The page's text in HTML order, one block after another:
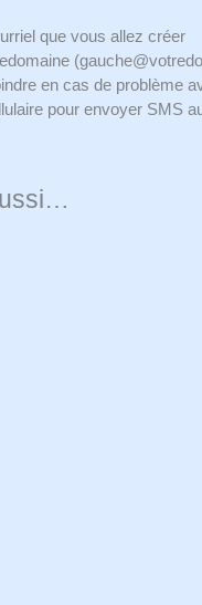
que vous allez créer
en cas de problème
pour envoyer SMS